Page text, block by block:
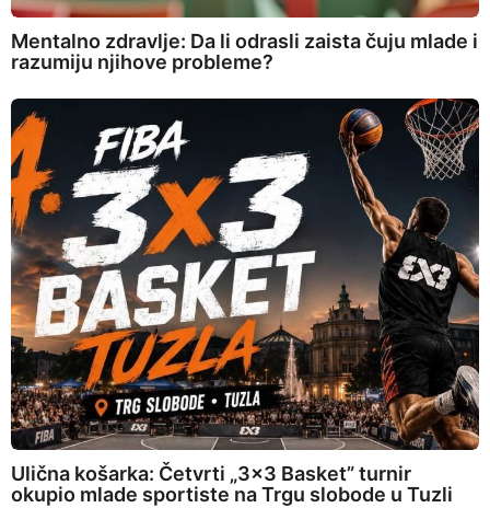
Mentalno zdravlje: Da li odrasli zaista čuju mlade i
razumiju njihove probleme?
Ulična košarka: Četvrti „3×3 Basket” turnir
okupio mlade sportiste na Trgu slobode u Tuzli